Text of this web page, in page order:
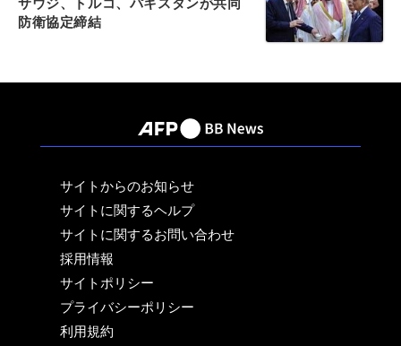
防衛協定締結
サイトからのお知らせ
サイトに関するヘルプ
サイトに関するお問い合わせ
採用情報
サイトポリシー
プライバシーポリシー
利用規約